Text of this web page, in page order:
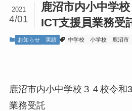
鹿沼市内小中学
ICT支援員業務受
2021
4/01
お知らせ 実績 中学校 小学校 鹿沼市
鹿沼市内小中学校３４校令和
業務受託